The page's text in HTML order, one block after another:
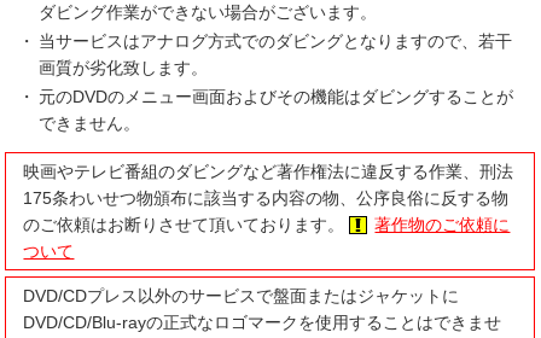
ダビング作業ができない場合がございます。
当サービスはアナログ方式でのダビングとなりますので、若干
画質が劣化致します。
元のDVDのメニュー画面およびその機能はダビングすることが
できません。
映画やテレビ番組のダビングなど著作権法に違反する作業、刑法
175条わいせつ物頒布に該当する内容の物、公序良俗に反する物
のご依頼はお断りさせて頂いております。
著作物のご依頼に
ついて
DVD/CDプレス以外のサービスで盤面またはジャケットに
DVD/CD/Blu-rayの正式なロゴマークを使用することはできませ